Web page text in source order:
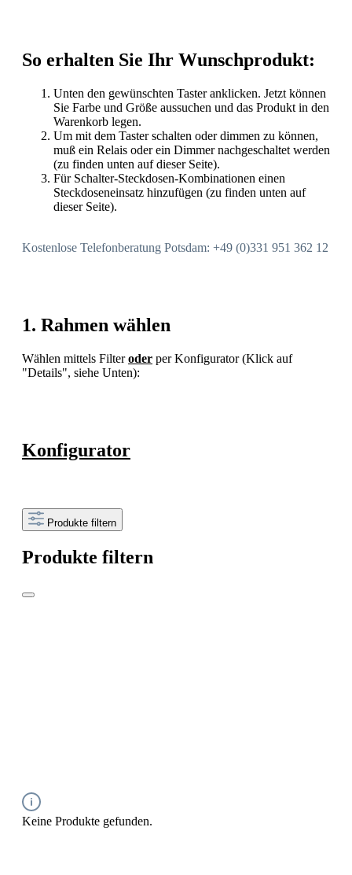
So erhalten Sie Ihr Wunschprodukt:
Unten den gewünschten Taster anklicken. Jetzt können
Sie Farbe und Größe aussuchen und das Produkt in den
Warenkorb legen.
Um mit dem Taster schalten oder dimmen zu können,
muß ein Relais oder ein Dimmer nachgeschaltet werden
(zu finden unten auf dieser Seite).
Für Schalter-Steckdosen-Kombinationen einen
Steckdoseneinsatz hinzufügen (zu finden unten auf
dieser Seite).
Kostenlose Telefonberatung Potsdam: +49 (0)331 951 362 12
1. Rahmen wählen
Wählen mittels Filteroder per Konfigurator (Klick auf
"Details", siehe Unten):
Konfigurator
Produkte filtern
Produkte filtern
Keine Produkte gefunden.